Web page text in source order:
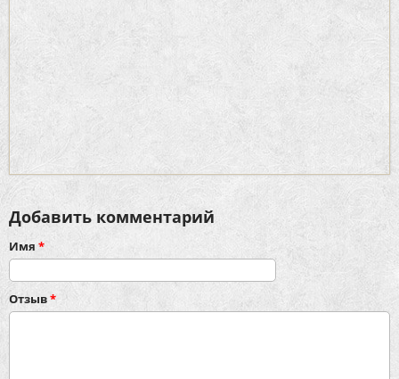
Добавить комментарий
Имя *
Отзыв*